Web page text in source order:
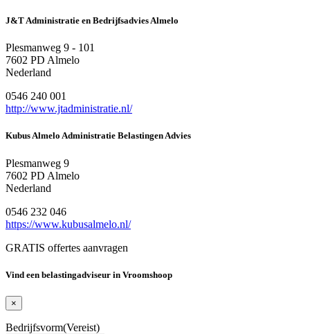
J&T Administratie en Bedrijfsadvies Almelo
Plesmanweg 9 - 101
7602 PD Almelo
Nederland
0546 240 001
http://www.jtadministratie.nl/
Kubus Almelo Administratie Belastingen Advies
Plesmanweg 9
7602 PD Almelo
Nederland
0546 232 046
https://www.kubusalmelo.nl/
GRATIS offertes aanvragen
Vind een belastingadviseur in Vroomshoop
×
Bedrijfsvorm(Vereist)